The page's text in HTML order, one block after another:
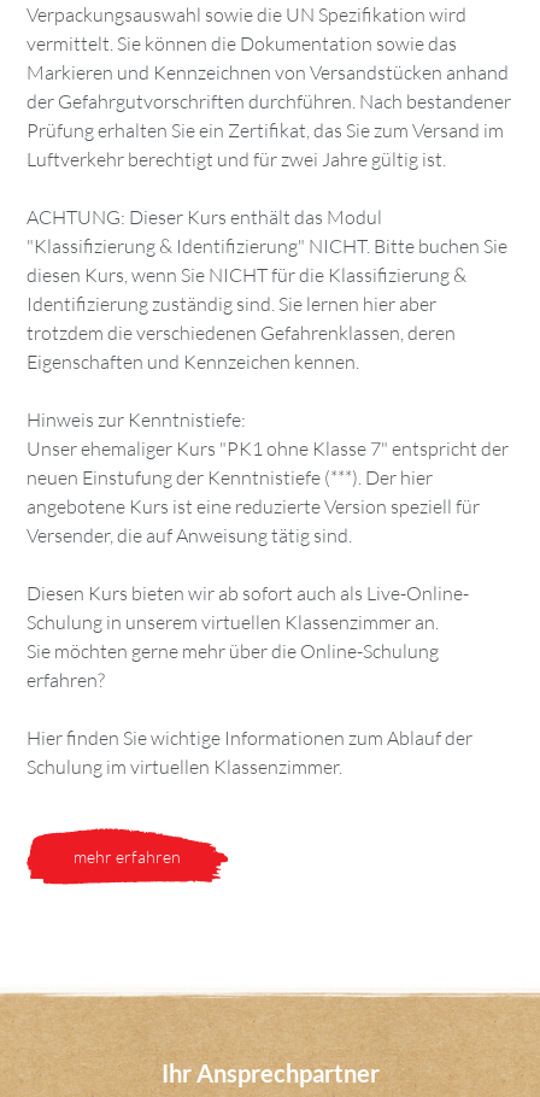
Verpackungsauswahl sowie die UN Spezifikation wird
vermittelt. Sie können die Dokumentation sowie das
Markieren und Kennzeichnen von Versandstücken anhand
der Gefahrgutvorschriften durchführen. Nach bestandener
Prüfung erhalten Sie ein Zertifikat, das Sie zum Versand im
Luftverkehr berechtigt und für zwei Jahre gültig ist.
ACHTUNG: Dieser Kurs enthält das Modul
"Klassifizierung & Identifizierung" NICHT. Bitte buchen Sie
diesen Kurs, wenn Sie NICHT für die Klassifizierung &
Identifizierung zuständig sind. Sie lernen hier aber
trotzdem die verschiedenen Gefahrenklassen, deren
Eigenschaften und Kennzeichen kennen.
Hinweis zur Kenntnistiefe:
Unser ehemaliger Kurs "PK1 ohne Klasse 7" entspricht der
neuen Einstufung der Kenntnistiefe (***). Der hier
angebotene Kurs ist eine reduzierte Version speziell für
Versender, die auf Anweisung tätig sind.
Diesen Kurs bieten wir ab sofort auch als Live-Online-
Schulung in unserem virtuellen Klassenzimmer an.
Sie möchten gerne mehr über die Online-Schulung
erfahren?
Hier finden Sie wichtige Informationen zum Ablauf der
Schulung im virtuellen Klassenzimmer.
mehr erfahren
Ihr Ansprechpartner